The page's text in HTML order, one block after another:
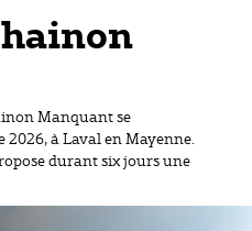
Manquant se
2026, à Laval en Mayenne.
durant six jours une